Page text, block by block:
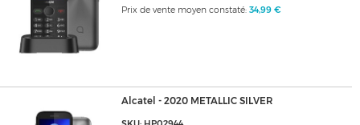
Prix de vente moyen constaté: 34,99 €
Alcatel - 2020 METALLIC SILVER